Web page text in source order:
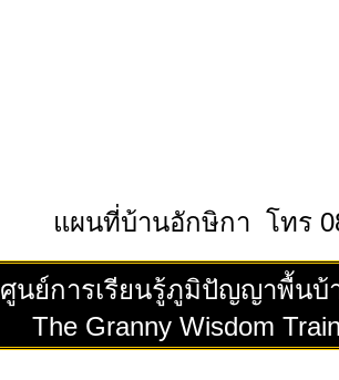
แผนที่บ้านอักษิกา โทร
ศูนย์การเรียนรู้ภูมิปัญญาพื้นบ้
The Granny Wisdom